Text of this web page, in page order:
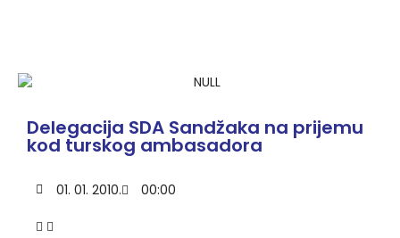
Delegacija SDA Sandžaka na prijemu
kod turskog ambasadora
01. 01. 2010. 00:00